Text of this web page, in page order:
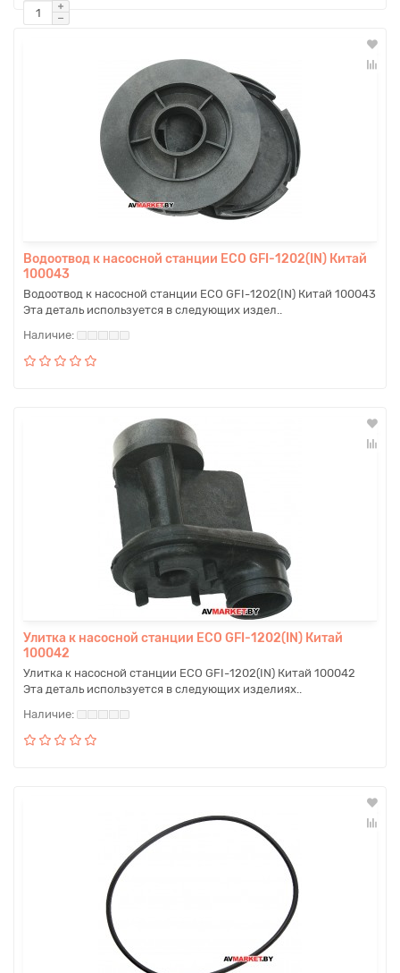
Водоотвод к насосной станции ECO GFI-1202(IN) Китай
100043
Водоотвод к насосной станции ECO GFI-1202(IN) Китай 100043
Эта деталь используется в следующих издел..
Улитка к насосной станции ECO GFI-1202(IN) Китай
100042
Улитка к насосной станции ECO GFI-1202(IN) Китай 100042
Эта деталь используется в следующих изделиях..